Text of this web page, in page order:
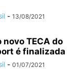
- 13/08/2021
TECA do
é finalizada
- 01/07/2021